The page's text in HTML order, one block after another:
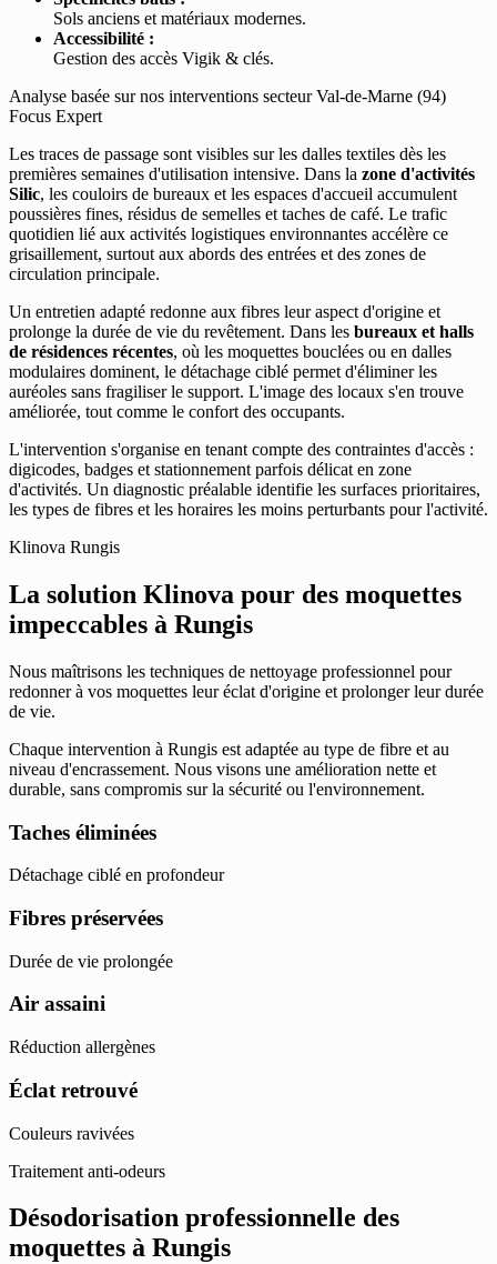
Sols anciens et matériaux modernes.
Accessibilité :
Gestion des accès Vigik & clés.
Analyse basée sur nos interventions secteur Val-de-Marne (94)
Focus Expert
Les traces de passage sont visibles sur les dalles textiles dès les
premières semaines d'utilisation intensive. Dans la zone d'activités
Silic, les couloirs de bureaux et les espaces d'accueil accumulent
poussières fines, résidus de semelles et taches de café. Le trafic
quotidien lié aux activités logistiques environnantes accélère ce
grisaillement, surtout aux abords des entrées et des zones de
circulation principale.
Un entretien adapté redonne aux fibres leur aspect d'origine et
prolonge la durée de vie du revêtement. Dans les bureaux et halls
de résidences récentes, où les moquettes bouclées ou en dalles
modulaires dominent, le détachage ciblé permet d'éliminer les
auréoles sans fragiliser le support. L'image des locaux s'en trouve
améliorée, tout comme le confort des occupants.
L'intervention s'organise en tenant compte des contraintes d'accès :
digicodes, badges et stationnement parfois délicat en zone
d'activités. Un diagnostic préalable identifie les surfaces prioritaires,
les types de fibres et les horaires les moins perturbants pour l'activité.
Klinova Rungis
La solution Klinova pour des moquettes
impeccables à Rungis
Nous maîtrisons les techniques de nettoyage professionnel pour
redonner à vos moquettes leur éclat d'origine et prolonger leur durée
de vie.
Chaque intervention à Rungis est adaptée au type de fibre et au
niveau d'encrassement. Nous visons une amélioration nette et
durable, sans compromis sur la sécurité ou l'environnement.
Taches éliminées
Détachage ciblé en profondeur
Fibres préservées
Durée de vie prolongée
Air assaini
Réduction allergènes
Éclat retrouvé
Couleurs ravivées
Traitement anti-odeurs
Désodorisation professionnelle des
moquettes à Rungis